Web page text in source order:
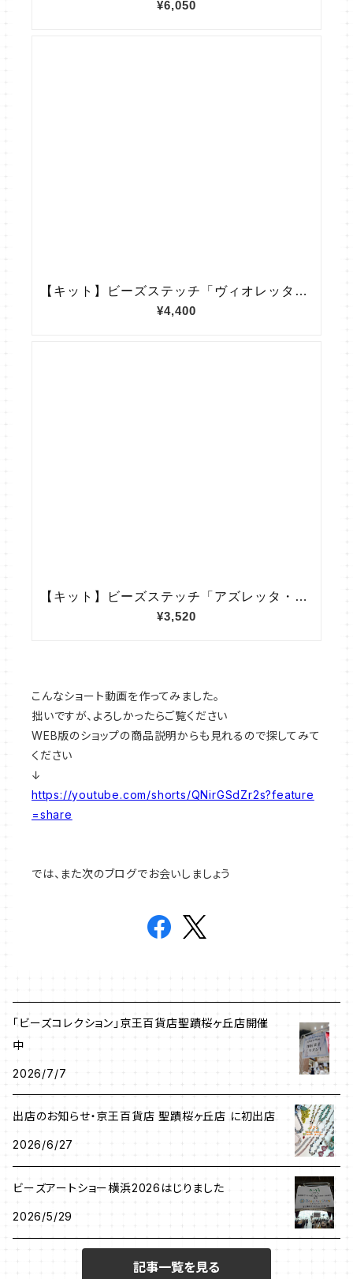
こんなショート動画を作ってみました。
拙いですが、よろしかったらご覧ください
WEB版のショップの商品説明からも見れるので探してみて
ください
↓
https://youtube.com/shorts/QNirGSdZr2s?feature
=share
では、また次のブログでお会いしましょう
「ビーズコレクション」京王百貨店聖蹟桜ヶ丘店開催
中
2026/7/7
出店のお知らせ・京王百貨店 聖蹟桜ヶ丘店 に初出店
2026/6/27
ビーズアートショー横浜2026はじりました
2026/5/29
記事一覧を見る